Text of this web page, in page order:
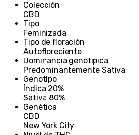
Colección
CBD
Tipo
Feminizada
Tipo de floración
Autofloreciente
Dominancia genotípica
Predominantemente Sativa
Genotipo
Índica 20%
Sativa 80%
Genética
CBD
New York City